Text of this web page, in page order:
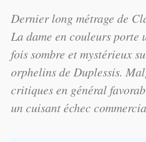
Dernier long métrage de
La dame en couleurs porte
fois sombre et mystérieux
orphelins de Duplessis.
critiques en général
un cuisant échec